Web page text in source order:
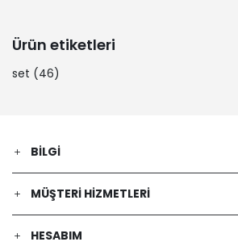
Ürün etiketleri
set (46)
BILGI
MÜŞTERI HIZMETLERI
HESABIM